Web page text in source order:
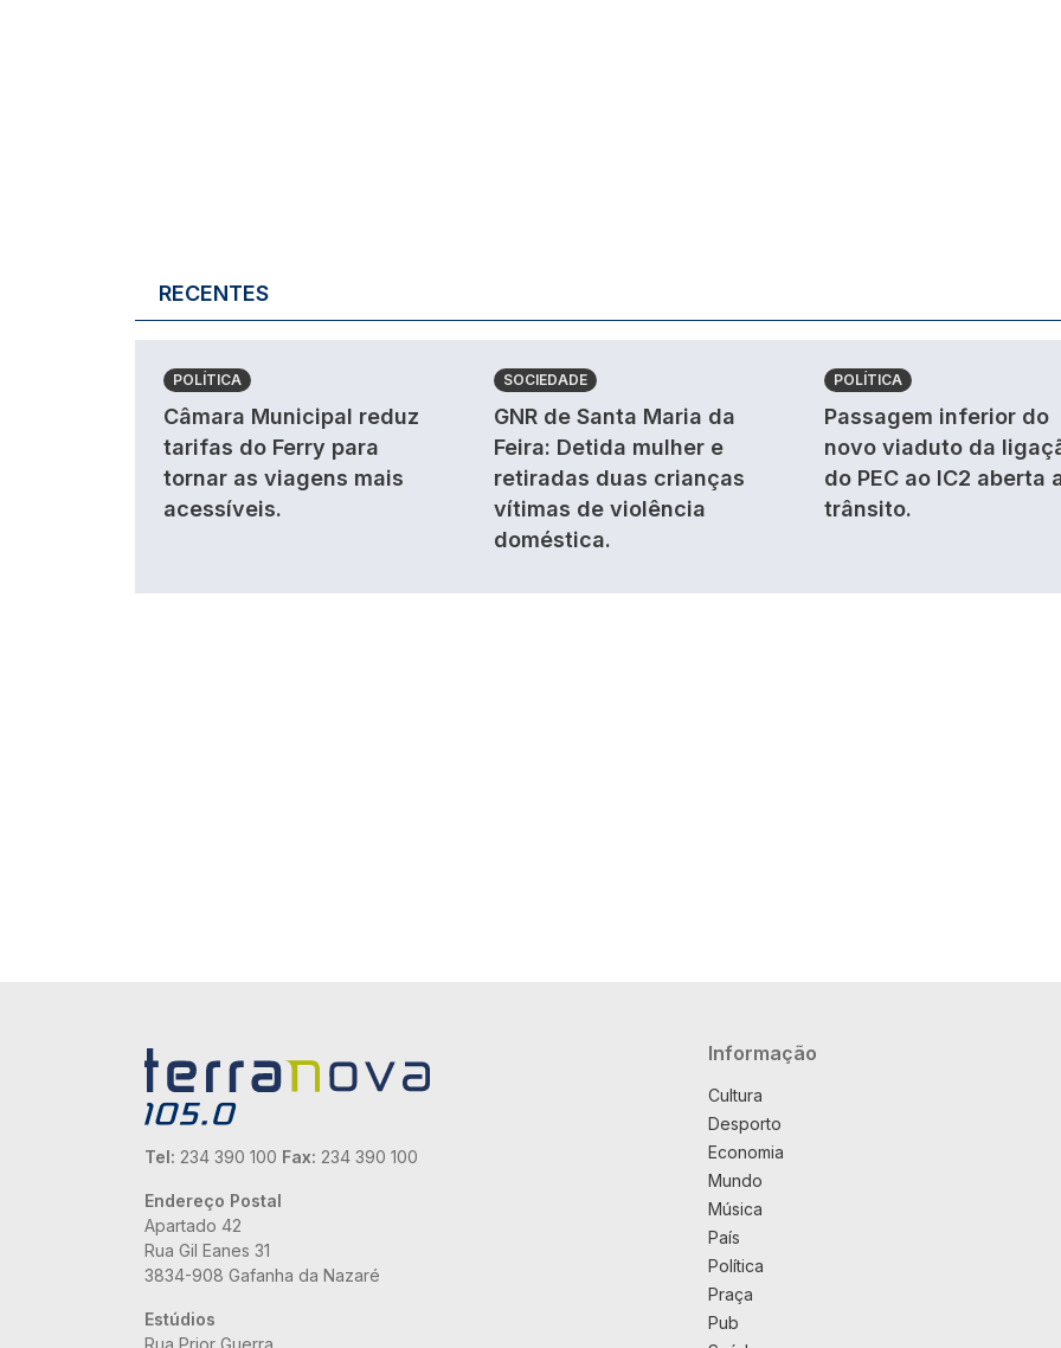
RECENTES
POLÍTICA
Câmara Municipal reduz
tarifas do Ferry para
tornar as viagens mais
acessíveis.
SOCIEDADE
GNR de Santa Maria da
Feira: Detida mulher e
retiradas duas crianças
vítimas de violência
doméstica.
POLÍTICA
Passagem inferior do
novo viaduto da
do PEC ao IC2 aberta
trânsito.
Tel: 234 390 100 Fax: 234 390 100
Endereço Postal
Apartado 42
Rua Gil Eanes 31
3834-908 Gafanha da Nazaré
Estúdios
Navegação principal
Informação
Cultura
Desporto
Economia
Mundo
Música
País
Política
Praça
Pub